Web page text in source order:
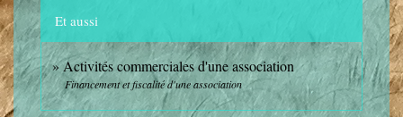
Et aussi
Activités commerciales d'une association
Financement et fiscalité d'une association